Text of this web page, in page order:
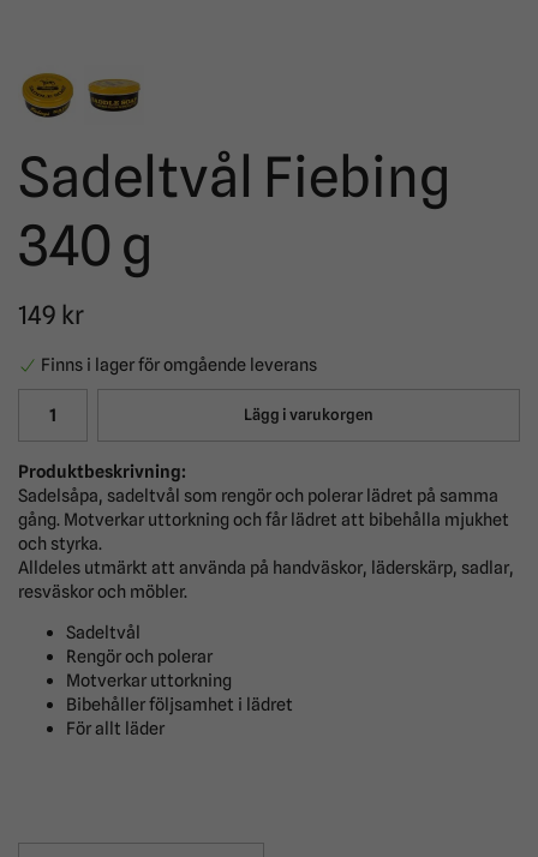
Sadeltvål Fiebing
340 g
149 kr
Finns i lager för omgående leverans
Lägg i varukorgen
Produktbeskrivning:
Sadelsåpa, sadeltvål som rengör och polerar lädret på samma
gång. Motverkar uttorkning och får lädret att bibehålla mjukhet
och styrka.
Alldeles utmärkt att använda på handväskor, läderskärp, sadlar,
resväskor och möbler.
Sadeltvål
Rengör och polerar
Motverkar uttorkning
Bibehåller följsamhet i lädret
För allt läder